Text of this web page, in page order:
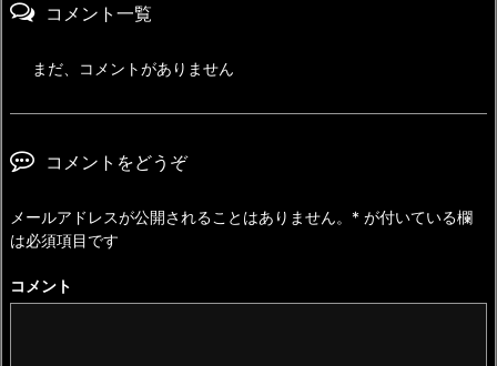
コメント一覧
まだ、コメントがありません
コメントをどうぞ
メールアドレスが公開されることはありません。 * が付いている欄
は必須項目です
コメント